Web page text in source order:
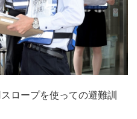
ロープを使っての避難訓